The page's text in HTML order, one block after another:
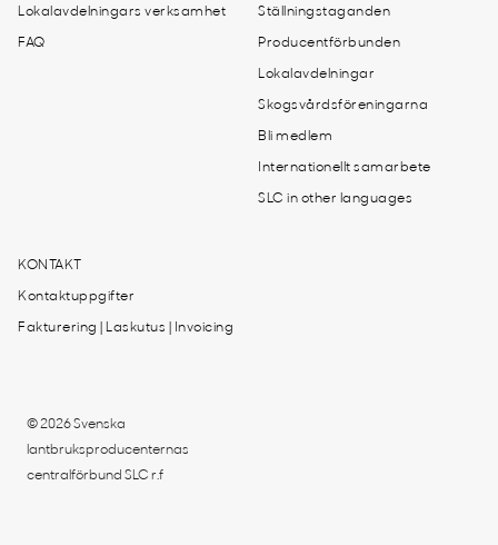
Lokalavdelningars verksamhet
FAQ
Ställningstaganden
Producentförbunden
Lokalavdelningar
Skogsvårdsföreningarna
Bli medlem
Internationellt samarbete
SLC in other languages
KONTAKT
Kontaktuppgifter
Fakturering | Laskutus | Invoicing
© 2026 Svenska
lantbruksproducenternas
centralförbund SLC r.f